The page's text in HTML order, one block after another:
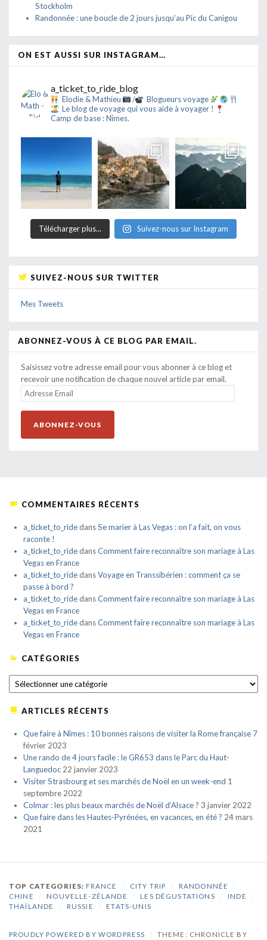
Stockholm
Randonnée : une boucle de 2 jours jusqu'au Pic du Canigou
ON EST AUSSI SUR INSTAGRAM…
a_ticket_to_ride_blog
Elodie & Mathieu /
Blogueurs voyage
Le blog de voyage qui vous aide à voyager !
Camp de base : Nîmes.
Télécharger plus... Suivez-nous sur Instagram
SUIVEZ-NOUS SUR TWITTER
Mes Tweets
ABONNEZ-VOUS À CE BLOG PAR EMAIL.
Saisissez votre adresse email pour vous abonner à ce blog et
recevoir une notification de chaque nouvel article par email.
ADRESSE
EMAIL
ABONNEZ-VOUS
COMMENTAIRES RÉCENTS
a_ticket_to_ridedansSe marier à Las Vegas : on l’a fait, on vous
raconte !
a_ticket_to_ridedansComment faire reconnaître son mariage à Las
Vegas en France
a_ticket_to_ridedansVoyage en Transsibérien : comment ça se
passe à bord ?
a_ticket_to_ridedansComment faire reconnaître son mariage à Las
Vegas en France
a_ticket_to_ridedansComment faire reconnaître son mariage à Las
Vegas en France
CATÉGORIES
CATÉGORIES
ARTICLES RÉCENTS
Que faire à Nîmes : 10 bonnes raisons de visiter la Rome française 7
février 2023
Une rando de 4 jours facile : le GR653 dans le Parc du Haut-
Languedoc 22 janvier 2023
Visiter Strasbourg et ses marchés de Noël en un week-end 1
septembre 2022
Colmar : les plus beaux marchés de Noël d’Alsace ? 3 janvier 2022
Que faire dans les Hautes-Pyrénées, en vacances, en été ? 24 mars
2021
TOP CATEGORIES:FRANCE CITY TRIP RANDONNÉE
CHINE
NOUVELLE-ZÉLANDE LES DÉGUSTATIONS INDE
THAÏLANDE
RUSSIE ETATS-UNIS
PROUDLY POWERED BY WORDPRESS THEME: CHRONICLE BY